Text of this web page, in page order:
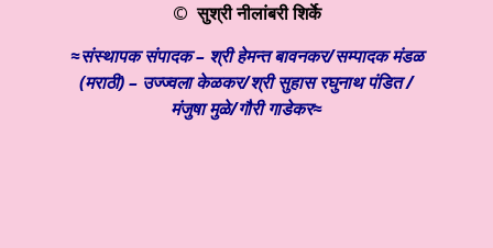
© सुश्री नीलांबरी शिर्के
≈संस्थापक संपादक – श्री हेमन्त बावनकर/सम्पादक मंडळ
(मराठी) – उज्ज्वला केळकर/श्री सुहास रघुनाथ पंडित /
मंजुषा मुळे/गौरी गाडेकर≈